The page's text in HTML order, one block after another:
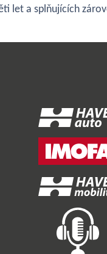
let a splňujících